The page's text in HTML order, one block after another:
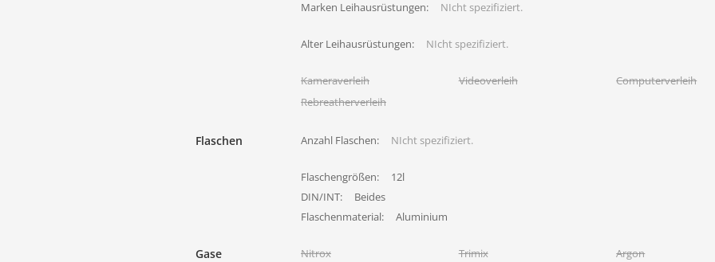
Marken Leihausrüstungen: NIcht spezifiziert.
Alter Leihausrüstungen: NIcht spezifiziert.
Kameraverleih Videoverleih
Computerverleih
Rebreatherverleih
Flaschen Anzahl Flaschen: NIcht spezifiziert.
Flaschengrößen:
12l
DIN/INT:
Beides
Flaschenmaterial:
Aluminium
Gase Nitrox Trimix
Argon